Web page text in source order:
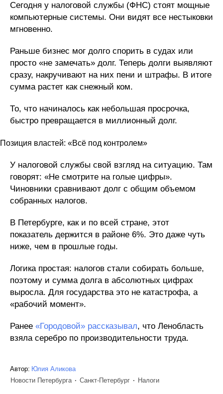
Сегодня у налоговой службы (ФНС) стоят мощные
компьютерные системы. Они видят все нестыковки
мгновенно.
Раньше бизнес мог долго спорить в судах или
просто «не замечать» долг. Теперь долги выявляют
сразу, накручивают на них пени и штрафы. В итоге
сумма растет как снежный ком.
То, что начиналось как небольшая просрочка,
быстро превращается в миллионный долг.
Позиция властей: «Всё под контролем»
У налоговой службы свой взгляд на ситуацию. Там
говорят: «Не смотрите на голые цифры».
Чиновники сравнивают долг с общим объемом
собранных налогов.
В Петербурге, как и по всей стране, этот
показатель держится в районе 6%. Это даже чуть
ниже, чем в прошлые годы.
Логика простая: налогов стали собирать больше,
поэтому и сумма долга в абсолютных цифрах
выросла. Для государства это не катастрофа, а
«рабочий момент».
Ранее «Городовой» рассказывал, что Ленобласть
взяла серебро по производительности труда.
Автор: Юлия Аликова
Новости Петербурга
Санкт-Петербург Налоги